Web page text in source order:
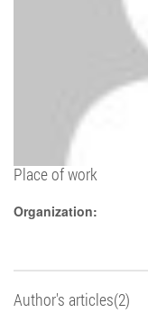
Place of work
Organization:
Author's articles(2)